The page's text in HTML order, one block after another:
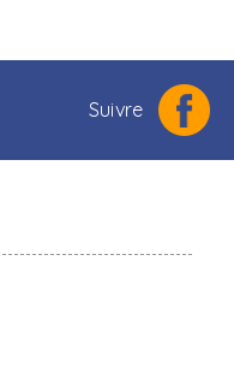
Suivre